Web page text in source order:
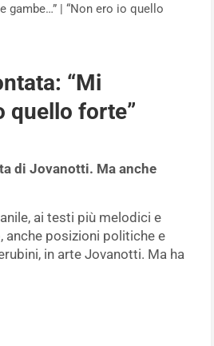
| “Non ero io quello
“Mi
quello forte”
di Jovanotti. Ma anche
ai testi più melodici e
anche posizioni politiche e
in arte Jovanotti. Ma ha